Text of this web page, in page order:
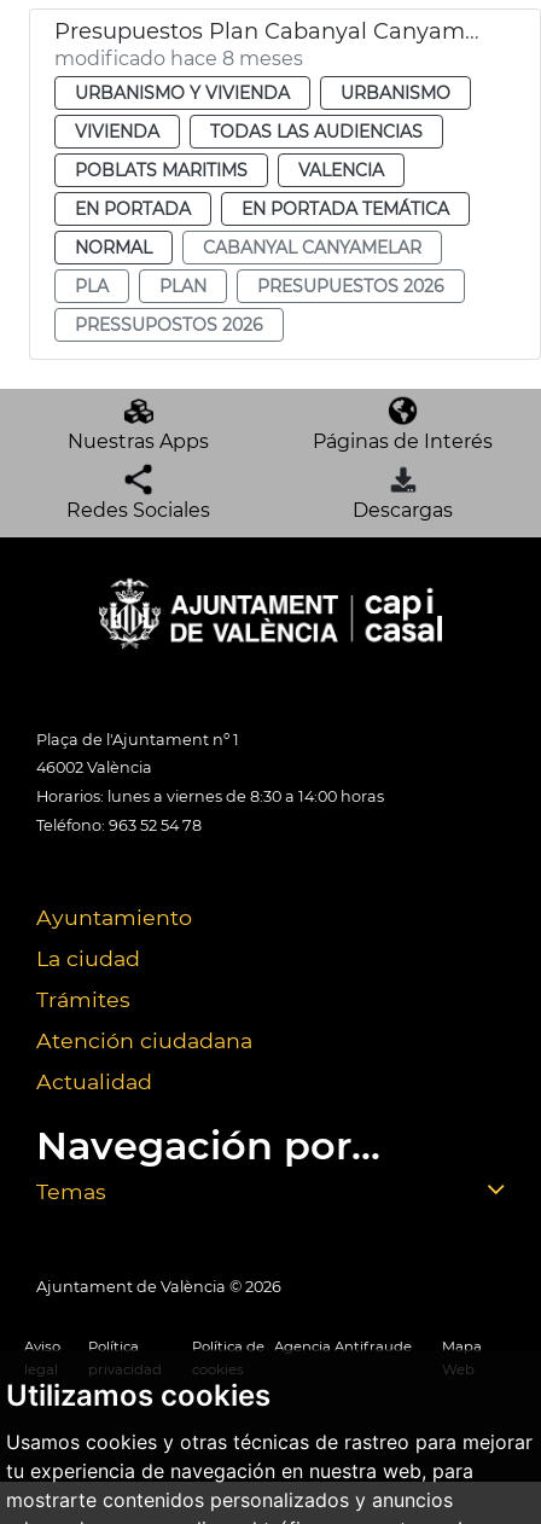
Utilizamos cookies
Usamos cookies y otras técnicas de rastreo para mejorar
tu experiencia de navegación en nuestra web, para
mostrarte contenidos personalizados y anuncios
Presupuestos Plan Cabanyal Canyamelar 2026
modificado hace 8 meses
URBANISMO Y VIVIENDA
URBANISMO
VIVIENDA
TODAS LAS AUDIENCIAS
POBLATS MARITIMS
VALENCIA
EN PORTADA
EN PORTADA TEMÁTICA
NORMAL
CABANYAL CANYAMELAR
PLA
PLAN
PRESUPUESTOS 2026
PRESSUPOSTOS 2026
Nuestras Apps Páginas de Interés
Redes Sociales Descargas
Plaça de l'Ajuntament nº 1
46002 València
Horarios: lunes a viernes de 8:30 a 14:00 horas
Teléfono: 963 52 54 78
Ayuntamiento
La ciudad
Trámites
Atención ciudadana
Actualidad
Navegación por...
Temas
Ajuntament de València © 2026
Aviso
legal
Política
privacidad
Política de
cookies
Agencia Antifraude
Mapa
Web